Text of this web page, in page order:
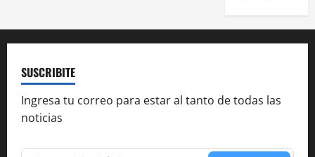
SUSCRIBITE
Ingresa tu correo para estar al tanto de todas las
noticias